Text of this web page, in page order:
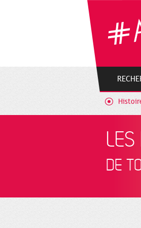
LES
DE
Gestion de vos préférences sur les